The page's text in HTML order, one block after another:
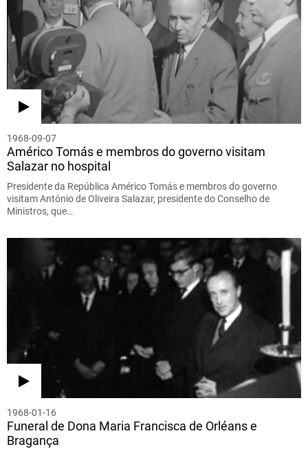
1968-09-07
Américo Tomás e membros do governo visitam
Salazar no hospital
Presidente da República Américo Tomás e membros do governo
visitam António de Oliveira Salazar, presidente do Conselho de
Ministros, que…
1968-01-16
Funeral de Dona Maria Francisca de Orléans e
Bragança